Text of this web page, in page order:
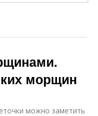
морщин
можно заметить